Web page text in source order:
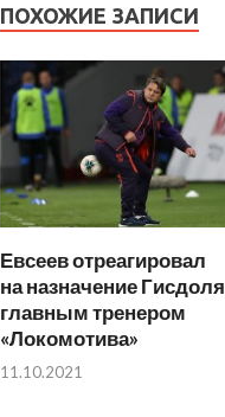
ПОХОЖИЕ ЗАПИСИ
Евсеев отреагировал
на назначение Гисдоля
главным тренером
«Локомотива»
11.10.2021